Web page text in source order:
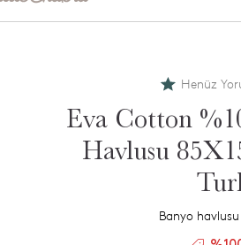
Henüz
Eva Cotton
Havlusu
Banyo